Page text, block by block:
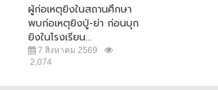
ผู้ก่อเหตุยิงในสถานศึกษา
พบก่อเหตุยิงปู่-ย่า ก่อนบุก
ยิงในโรงเรียน...
7 สิงหาคม 2569
2,074